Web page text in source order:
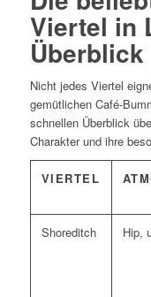
Viertel in
Überblick
Nicht jedes Viertel
gemütlichen Café-
schnellen Überblick
Charakter und ihre
VIERTEL
Shoreditch Hip,